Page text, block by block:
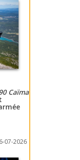
Caïman
07-2026